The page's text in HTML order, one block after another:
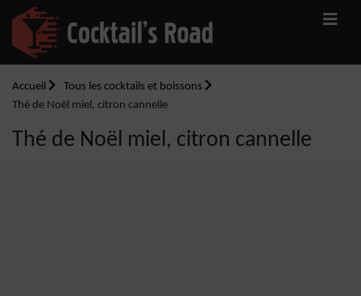
Accueil
Tous les cocktails et boissons
Thé de Noël miel, citron cannelle
Thé de Noël miel, citron cannelle